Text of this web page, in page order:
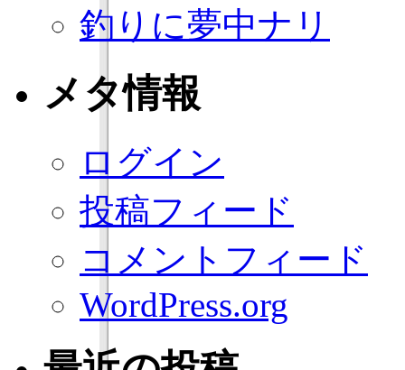
釣りに夢中ナリ
メタ情報
ログイン
投稿フィード
コメントフィード
WordPress.org